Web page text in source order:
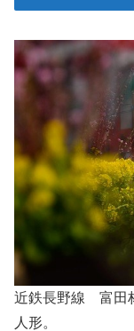
近鉄長野線 富田
人形。